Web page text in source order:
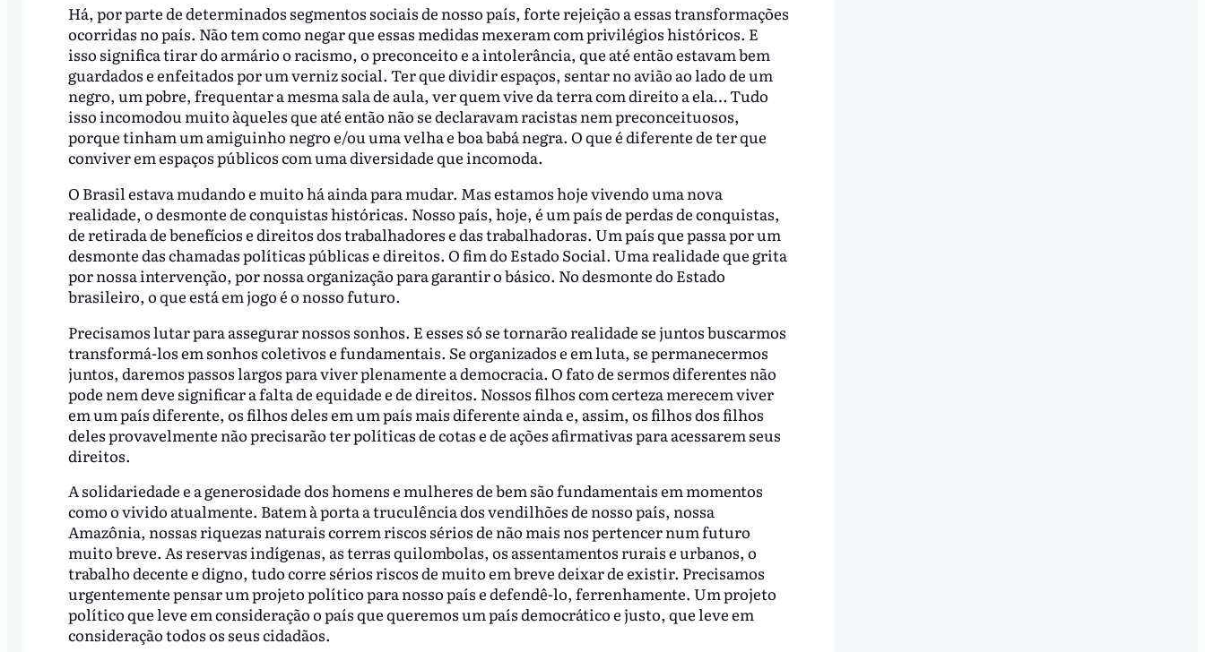
Há, por parte de determinados segmentos sociais de nosso país, forte rejeição a essas transformações
ocorridas no país. Não tem como negar que essas medidas mexeram com privilégios históricos. E
isso significa tirar do armário o racismo, o preconceito e a intolerância, que até então estavam bem
guardados e enfeitados por um verniz social. Ter que dividir espaços, sentar no avião ao lado de um
negro, um pobre, frequentar a mesma sala de aula, ver quem vive da terra com direito a ela… Tudo
isso incomodou muito àqueles que até então não se declaravam racistas nem preconceituosos,
porque tinham um amiguinho negro e/ou uma velha e boa babá negra. O que é diferente de ter que
conviver em espaços públicos com uma diversidade que incomoda.
O Brasil estava mudando e muito há ainda para mudar. Mas estamos hoje vivendo uma nova
realidade, o desmonte de conquistas históricas. Nosso país, hoje, é um país de perdas de conquistas,
de retirada de benefícios e direitos dos trabalhadores e das trabalhadoras. Um país que passa por um
desmonte das chamadas políticas públicas e direitos. O fim do Estado Social. Uma realidade que grita
por nossa intervenção, por nossa organização para garantir o básico. No desmonte do Estado
brasileiro, o que está em jogo é o nosso futuro.
Precisamos lutar para assegurar nossos sonhos. E esses só se tornarão realidade se juntos buscarmos
transformá-los em sonhos coletivos e fundamentais. Se organizados e em luta, se permanecermos
juntos, daremos passos largos para viver plenamente a democracia. O fato de sermos diferentes não
pode nem deve significar a falta de equidade e de direitos. Nossos filhos com certeza merecem viver
em um país diferente, os filhos deles em um país mais diferente ainda e, assim, os filhos dos filhos
deles provavelmente não precisarão ter políticas de cotas e de ações afirmativas para acessarem seus
direitos.
A solidariedade e a generosidade dos homens e mulheres de bem são fundamentais em momentos
como o vivido atualmente. Batem à porta a truculência dos vendilhões de nosso país, nossa
Amazônia, nossas riquezas naturais correm riscos sérios de não mais nos pertencer num futuro
muito breve. As reservas indígenas, as terras quilombolas, os assentamentos rurais e urbanos, o
trabalho decente e digno, tudo corre sérios riscos de muito em breve deixar de existir. Precisamos
urgentemente pensar um projeto político para nosso país e defendê-lo, ferrenhamente. Um projeto
político que leve em consideração o país que queremos um país democrático e justo, que leve em
consideração todos os seus cidadãos.